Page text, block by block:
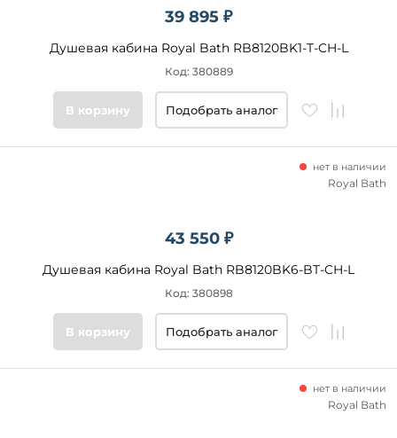
39 895 ₽
Душевая кабина Royal Bath RB8120BK1-T-CH-L
Код: 380889
В корзину Подобрать аналог
43 550 ₽
Душевая кабина Royal Bath RB8120BK6-BT-CH-L
нет в наличии
Код: 380898
Royal Bath
В корзину Подобрать аналог
нет в наличии
Royal Bath